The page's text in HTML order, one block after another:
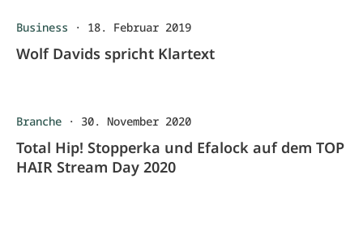
Business · 18. Februar 2019
Wolf Davids spricht Klartext
Branche · 30. November 2020
Total Hip! Stopperka und Efalock auf dem TOP
HAIR Stream Day 2020